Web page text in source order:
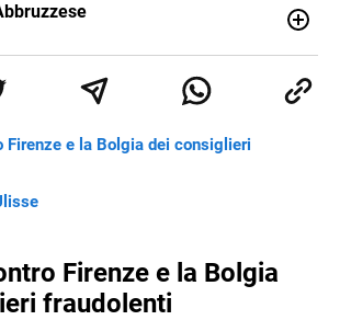
che ancora oggi fa inevitabilmente parte della
leggermi sulle pagine de Il cuoio sul
di numerosissime altre cose, ma di quelle di
Firenze e la Bolgia dei consiglieri
Firenze e la Bolgia
fraudolenti